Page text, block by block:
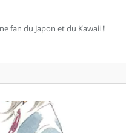
fan du Japon et du Kawaii !